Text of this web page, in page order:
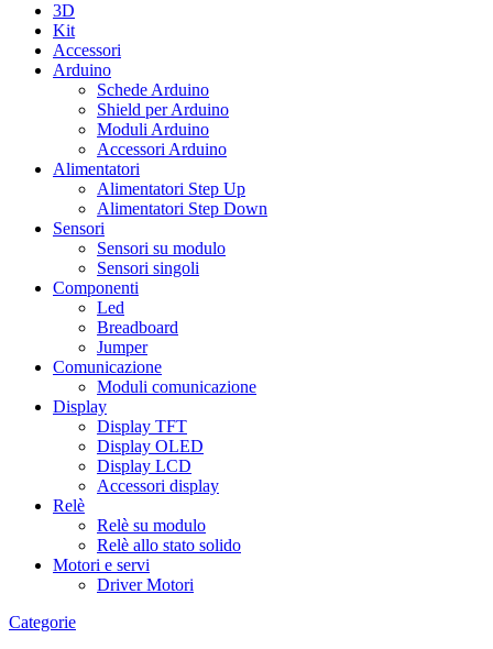
3D
Kit
Accessori
Arduino
Schede Arduino
Shield per Arduino
Moduli Arduino
Accessori Arduino
Alimentatori
Alimentatori Step Up
Alimentatori Step Down
Sensori
Sensori su modulo
Sensori singoli
Componenti
Led
Breadboard
Jumper
Comunicazione
Moduli comunicazione
Display
Display TFT
Display OLED
Display LCD
Accessori display
Relè
Relè su modulo
Relè allo stato solido
Motori e servi
Driver Motori
Categorie